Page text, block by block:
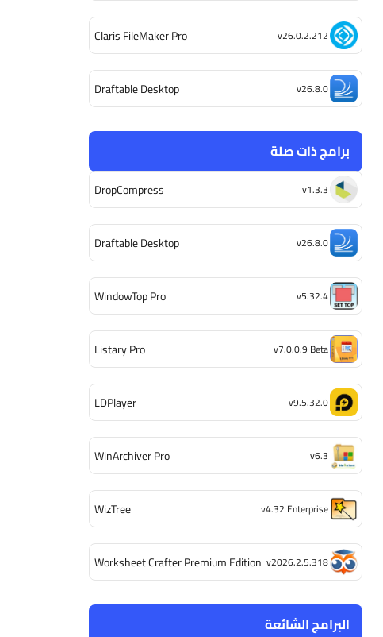
Claris FileMaker Pro v26.0.2.212
Draftable Desktop v26.8.0
برامج ذات صلة
DropCompress v1.3.3
Draftable Desktop v26.8.0
WindowTop Pro v5.32.4
Listary Pro v7.0.0.9 Beta
LDPlayer v9.5.32.0
WinArchiver Pro v6.3
WizTree v4.32 Enterprise
Worksheet Crafter Premium Edition v2026.2.5.318
البرامج الشائعة